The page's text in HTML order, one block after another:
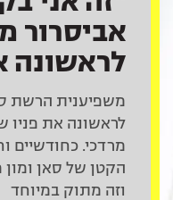
אביסרור
לראשונה
סיאל
משפיענית הרשת
לראשונה את פניו
מרדכי. כחודשיים
הקטן של סאן ומון
וזה מתוק במיוחד